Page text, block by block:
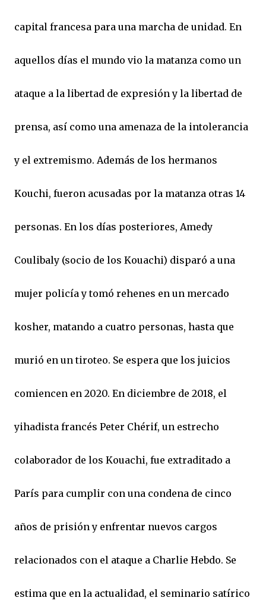
capital francesa para una marcha de unidad. En
aquellos días el mundo vio la matanza como un
ataque a la libertad de expresión y la libertad de
prensa, así como una amenaza de la intolerancia
y el extremismo. Además de los hermanos
Kouchi, fueron acusadas por la matanza otras 14
personas. En los días posteriores, Amedy
Coulibaly (socio de los Kouachi) disparó a una
mujer policía y tomó rehenes en un mercado
kosher, matando a cuatro personas, hasta que
murió en un tiroteo. Se espera que los juicios
comiencen en 2020. En diciembre de 2018, el
yihadista francés Peter Chérif, un estrecho
colaborador de los Kouachi, fue extraditado a
París para cumplir con una condena de cinco
años de prisión y enfrentar nuevos cargos
relacionados con el ataque a Charlie Hebdo. Se
estima que en la actualidad, el seminario satírico